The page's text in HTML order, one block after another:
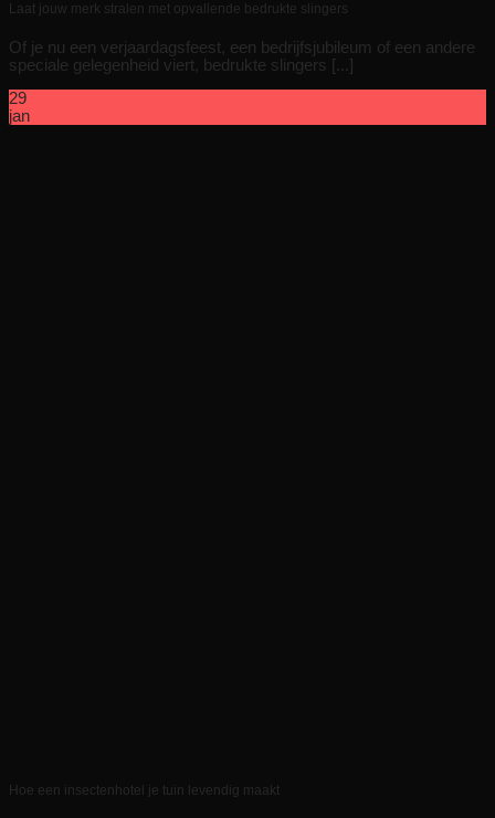
Laat jouw merk stralen met opvallende bedrukte slingers
Of je nu een verjaardagsfeest, een bedrijfsjubileum of een andere
speciale gelegenheid viert, bedrukte slingers [...]
29
jan
Hoe een insectenhotel je tuin levendig maakt